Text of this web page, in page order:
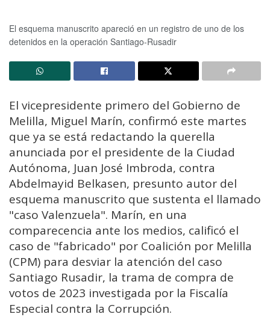
El esquema manuscrito apareció en un registro de uno de los
detenidos en la operación Santiago-Rusadir
El vicepresidente primero del Gobierno de
Melilla, Miguel Marín, confirmó este martes
que ya se está redactando la querella
anunciada por el presidente de la Ciudad
Autónoma, Juan José Imbroda, contra
Abdelmayid Belkasen, presunto autor del
esquema manuscrito que sustenta el llamado
"caso Valenzuela". Marín, en una
comparecencia ante los medios, calificó el
caso de "fabricado" por Coalición por Melilla
(CPM) para desviar la atención del caso
Santiago Rusadir, la trama de compra de
votos de 2023 investigada por la Fiscalía
Especial contra la Corrupción.